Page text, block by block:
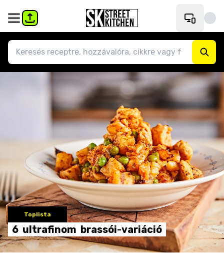
Toplista
6 ultrafinom brassói-variáció